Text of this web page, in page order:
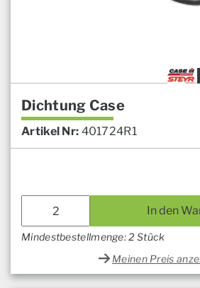
Dichtung Case
Artikel Nr: 401724R1
In den
Mindestbestellmenge: 2 Stück
Meinen Preis